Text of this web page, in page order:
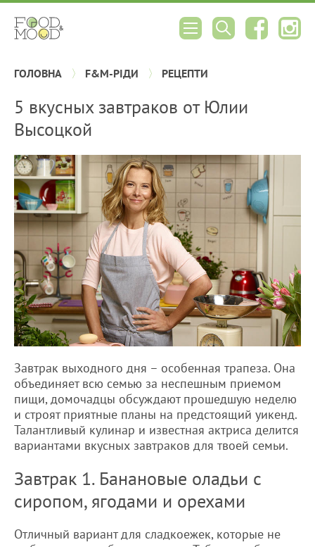
ГОЛОВНА F&M-РІДИ РЕЦЕПТИ
5 вкусных завтраков от Юлии
Высоцкой
Завтрак выходного дня – особенная трапеза. Она
объединяет всю семью за неспешным приемом
пищи, домочадцы обсуждают прошедшую неделю
и строят приятные планы на предстоящий уикенд.
Талантливый кулинар и известная актриса делится
вариантами вкусных завтраков для твоей семьи.
Завтрак 1. Банановые оладьи с
сиропом, ягодами и орехами
Отличный вариант для сладкоежек, которые не